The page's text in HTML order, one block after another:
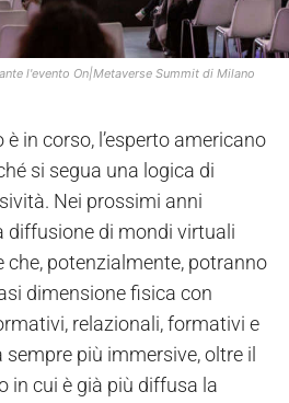
l'evento On|Metaverse Summit di Milano
in corso, l’esperto americano
si segua una logica di
Nei prossimi anni
diffusione di mondi virtuali
potenzialmente, potranno
dimensione fisica con
relazionali, formativi e
più immersive, oltre il
in cui è già più diffusa la